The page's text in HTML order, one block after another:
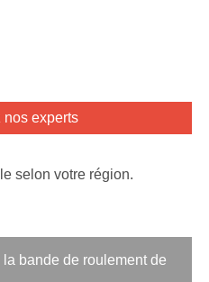
nos experts
selon votre région.
bande de roulement de